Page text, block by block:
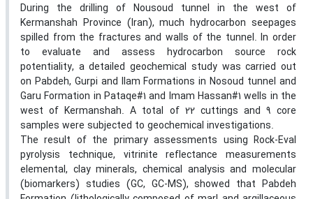
During the drilling of Nousoud tunnel in the west of
Kermanshah Province (Iran), much hydrocarbon seepages
spilled from the fractures and walls of the tunnel. In order
to evaluate and assess hydrocarbon source rock
potentiality, a detailed geochemical study was carried out
on Pabdeh, Gurpi and Ilam Formations in Nosoud tunnel and
Garu Formation in Pataqe#1 and Imam Hassan#1 wells in the
west of Kermanshah. A total of 22 cuttings and 9 core
samples were subjected to geochemical investigations.
The result of the primary assessments using Rock-Eval
pyrolysis technique, vitrinite reflectance measurements
elemental, clay minerals, chemical analysis and molecular
(biomarkers) studies (GC, GC-MS), showed that Pabdeh